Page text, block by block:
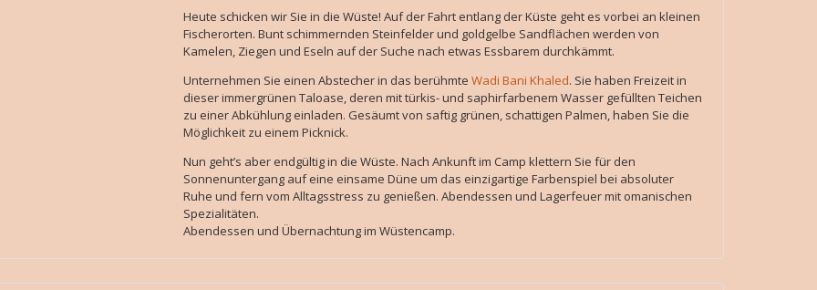
Heute schicken wir Sie in die Wüste! Auf der Fahrt entlang der Küste geht es vorbei an kleinen
Fischerorten. Bunt schimmernden Steinfelder und goldgelbe Sandflächen werden von
Kamelen, Ziegen und Eseln auf der Suche nach etwas Essbarem durchkämmt.
Unternehmen Sie einen Abstecher in das berühmte Wadi Bani Khaled. Sie haben Freizeit in
dieser immergrünen Taloase, deren mit türkis- und saphirfarbenem Wasser gefüllten Teichen
zu einer Abkühlung einladen. Gesäumt von saftig grünen, schattigen Palmen, haben Sie die
Möglichkeit zu einem Picknick.
Nun geht’s aber endgültig in die Wüste. Nach Ankunft im Camp klettern Sie für den
Sonnenuntergang auf eine einsame Düne um das einzigartige Farbenspiel bei absoluter
Ruhe und fern vom Alltagsstress zu genießen. Abendessen und Lagerfeuer mit omanischen
Spezialitäten.
Abendessen und Übernachtung im Wüstencamp.